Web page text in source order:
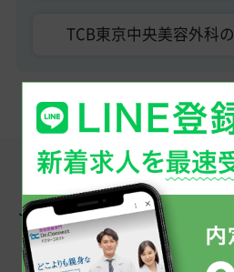
TCB東京中央美容外科の
この求人へのお問
メール・ LINE